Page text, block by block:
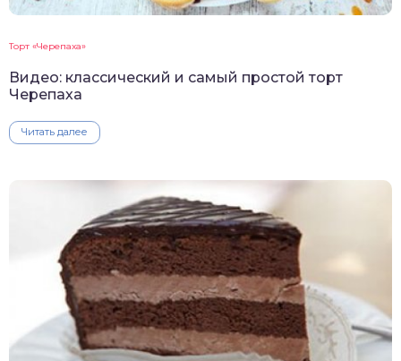
Торт «Черепаха»
Видео: классический и самый простой торт
Черепаха
Читать далее